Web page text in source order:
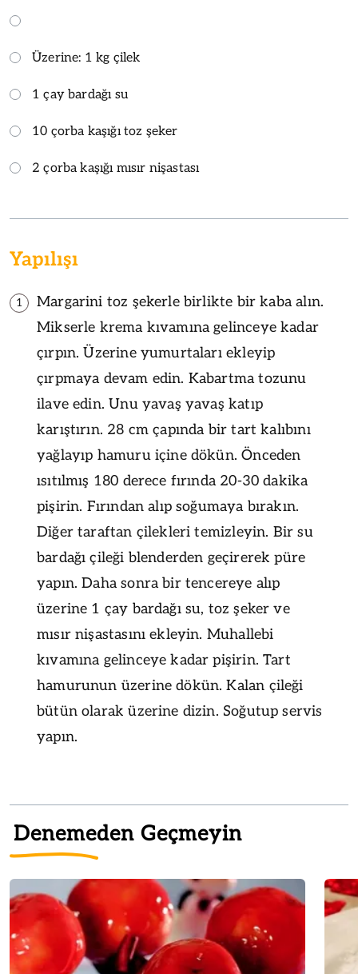
Üzerine: 1 kg çilek
1 çay bardağı su
10 çorba kaşığı toz şeker
2 çorba kaşığı mısır nişastası
Yapılışı
1
Margarini toz şekerle birlikte bir kaba alın.
Mikserle krema kıvamına gelinceye kadar
çırpın. Üzerine yumurtaları ekleyip
çırpmaya devam edin. Kabartma tozunu
ilave edin. Unu yavaş yavaş katıp
karıştırın. 28 cm çapında bir tart kalıbını
yağlayıp hamuru içine dökün. Önceden
ısıtılmış 180 derece fırında 20-30 dakika
pişirin. Fırından alıp soğumaya bırakın.
Diğer taraftan çilekleri temizleyin. Bir su
bardağı çileği blenderden geçirerek püre
yapın. Daha sonra bir tencereye alıp
üzerine 1 çay bardağı su, toz şeker ve
mısır nişastasını ekleyin. Muhallebi
kıvamına gelinceye kadar pişirin. Tart
hamurunun üzerine dökün. Kalan çileği
bütün olarak üzerine dizin. Soğutup servis
yapın.
Denemeden Geçmeyin